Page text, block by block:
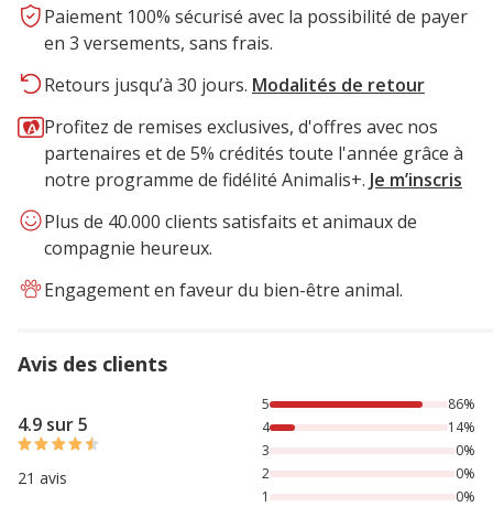
Paiement 100% sécurisé avec la possibilité de payer
en 3 versements, sans frais.
Retours jusqu’à 30 jours. Modalités de retour
Profitez de remises exclusives, d'offres avec nos
partenaires et de 5% crédités toute l'année grâce à
notre programme de fidélité Animalis+. Je m’inscris
Plus de 40.000 clients satisfaits et animaux de
compagnie heureux.
Engagement en faveur du bien-être animal.
Avis des clients
4.9 sur 5
21 avis
86% des personnes lont noté avec {1} étoiles, 14% des
5
86%
4
14%
3
0%
2
0%
1
0%